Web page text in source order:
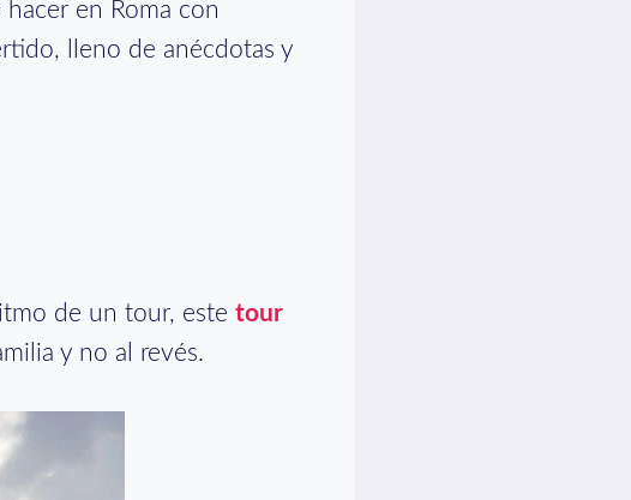
en Roma con
lleno de anécdotas y
de un tour, este tour
y no al revés.